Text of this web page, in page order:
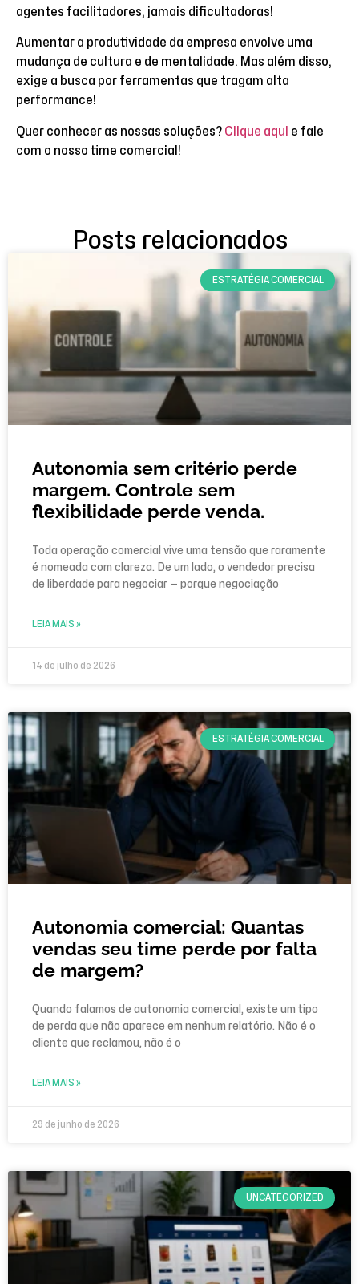
agentes facilitadores, jamais dificultadoras!
Aumentar a produtividade da empresa envolve uma
mudança de cultura e de mentalidade. Mas além disso,
exige a busca por ferramentas que tragam alta
performance!
Quer conhecer as nossas soluções? Clique aqui e fale
com o nosso time comercial!
Posts relacionados
ESTRATÉGIA COMERCIAL
Autonomia sem critério perde
margem. Controle sem
flexibilidade perde venda.
Toda operação comercial vive uma tensão que raramente
é nomeada com clareza. De um lado, o vendedor precisa
de liberdade para negociar — porque negociação
LEIA MAIS »
14 de julho de 2026
ESTRATÉGIA COMERCIAL
Autonomia comercial: Quantas
vendas seu time perde por falta
de margem?
Quando falamos de autonomia comercial, existe um tipo
de perda que não aparece em nenhum relatório. Não é o
cliente que reclamou, não é o
LEIA MAIS »
29 de junho de 2026
UNCATEGORIZED